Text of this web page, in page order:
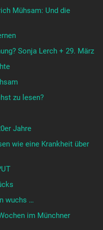
Mühsam: Und die
Sonja Lerch + 29. März
zu lesen?
Jahre
wie eine Krankheit über
wuchs …
im Münchner